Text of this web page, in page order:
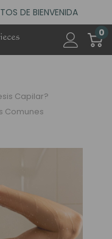
DE BIENVENIDA
EN MADRID
0
Capilar?
Comunes